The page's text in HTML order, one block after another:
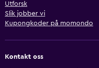
Utforsk
Slik jobber vi
Kupongkoder på momondo
Kontakt oss